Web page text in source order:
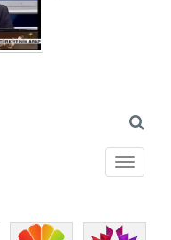
Toggle